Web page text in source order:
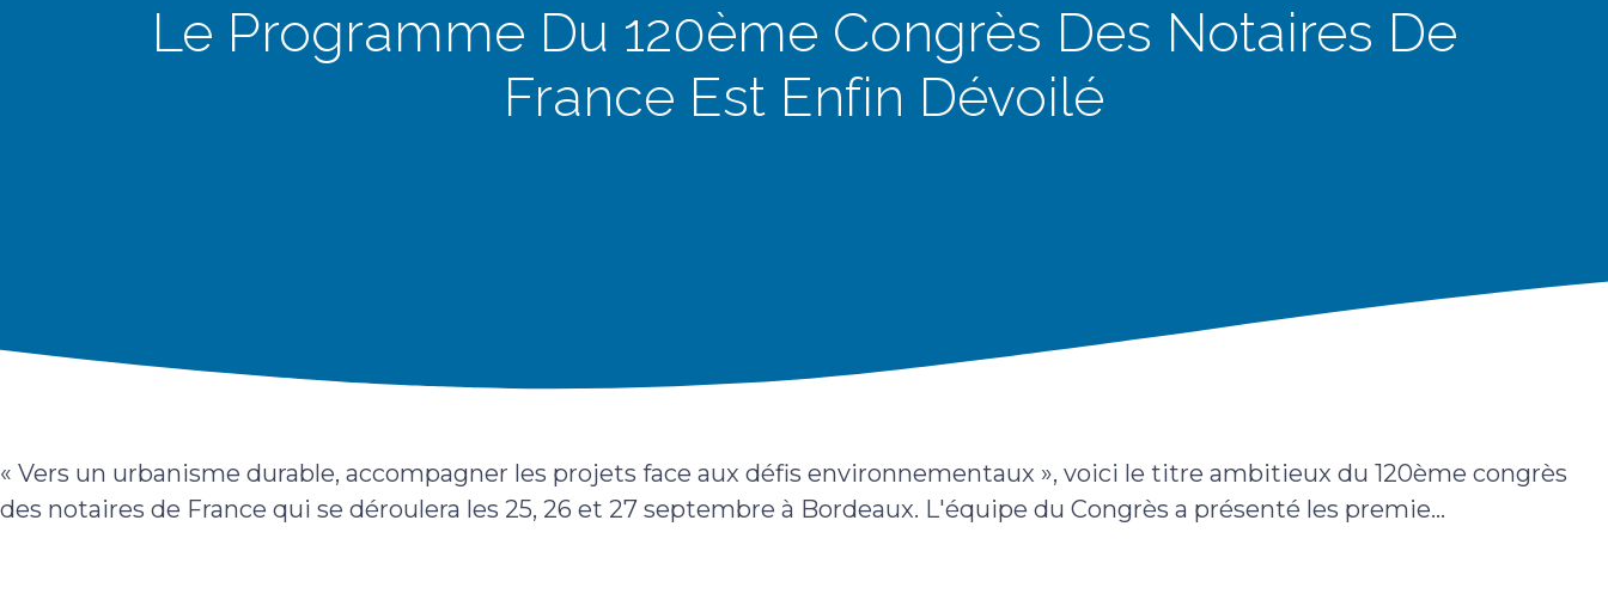
Le Programme Du 120ème Congrès Des Notaires De
France Est Enfin Dévoilé
« Vers un urbanisme durable, accompagner les projets face aux défis environnementaux », voici le titre ambitieux du 120ème congrès
des notaires de France qui se déroulera les 25, 26 et 27 septembre à Bordeaux. L'équipe du Congrès a présenté les premie...